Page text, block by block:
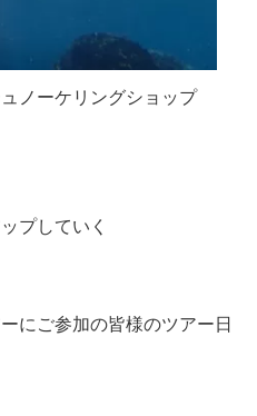
ノーケリングショップ
プしていく
にご参加の皆様のツアー日